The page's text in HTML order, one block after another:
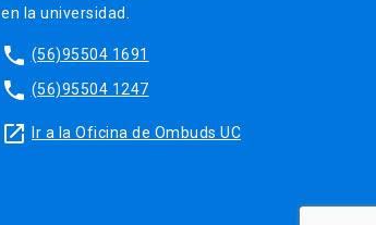
en la universidad.
phone (56)95504 1691
phone (56)95504 1247
launch Ir a la Oficina de Ombuds UC